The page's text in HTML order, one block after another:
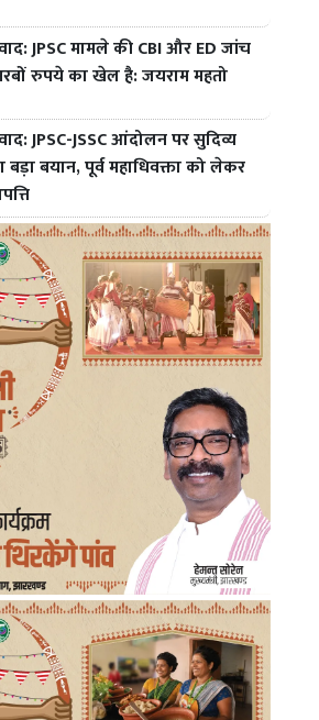
JPSC मामले की CBI और ED जांच
रुपये का खेल है: जयराम महतो
JPSC-JSSC आंदोलन पर सुदिव्य
बयान, पूर्व महाधिवक्ता को लेकर